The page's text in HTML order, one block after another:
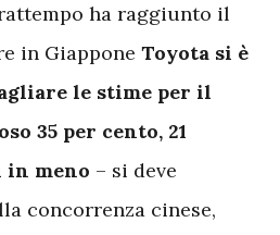
ha raggiunto il
in Giappone Toyota si è
le stime per il
35 per cento, 21
meno – si deve
concorrenza cinese,